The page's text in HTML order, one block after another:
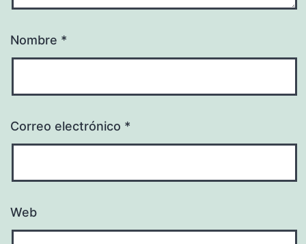
Nombre *
Correo electrónico *
Web